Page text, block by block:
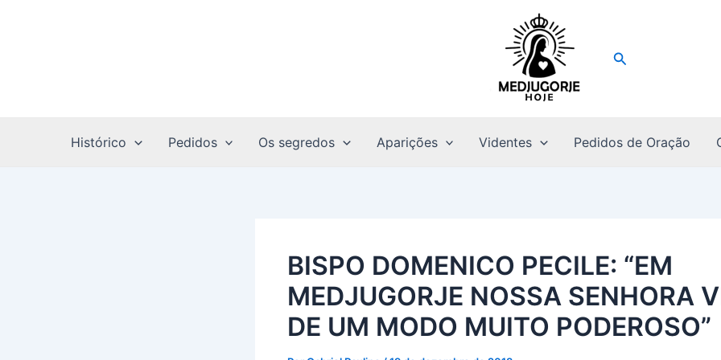
Pesquisar
Histórico Pedidos Os segredos Aparições Videntes Pedidos de Oração
BISPO DOMENICO PECILE: “EM
MEDJUGORJE NOSSA SENHORA
DE UM MODO MUITO PODEROSO”